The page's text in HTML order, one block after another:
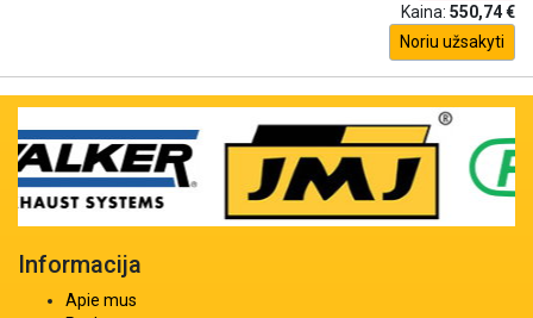
Kaina: 550,74 €
Noriu užsakyti
Informacija
Apie mus